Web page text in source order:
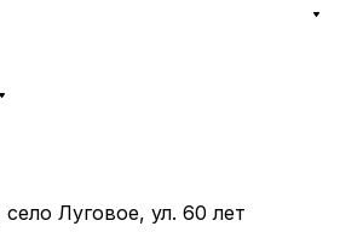
Луговое, ул. 60 лет